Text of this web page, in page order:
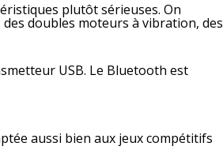
plutôt sérieuses. On
doubles moteurs à vibration, des
USB. Le Bluetooth est
aussi bien aux jeux compétitifs